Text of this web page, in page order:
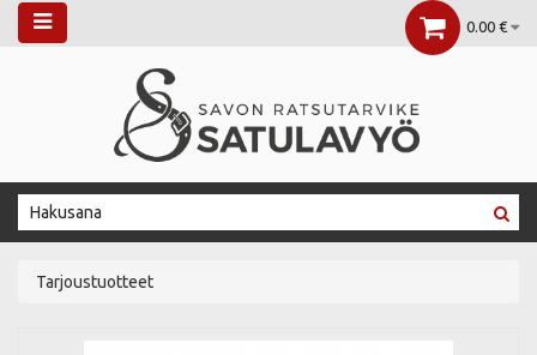
0.00 €
Tarjoustuotteet